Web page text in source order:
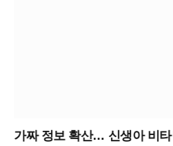
가짜 정보 확산… 신생아 비